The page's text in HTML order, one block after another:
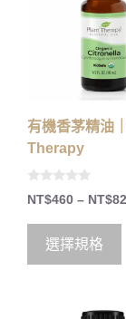
有機香茅精油
Therapy
0
o
t
5
NT$460 – NT$
選擇規格